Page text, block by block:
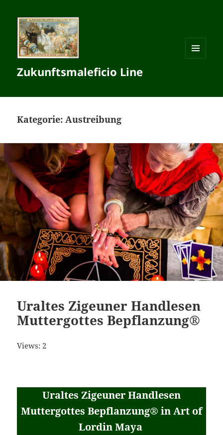
Zukunftsmaleficio Line
Kategorie:Austreibung
Uraltes Zigeuner Handlesen
Muttergottes Bepflanzung®
Views: 2
Uraltes Zigeuner Handlesen
Muttergottes Bepflanzung® in Art of
Lordin Maya